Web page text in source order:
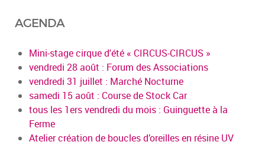
AGENDA
Mini-stage cirque d'été « CIRCUS-CIRCUS »
vendredi 28 août : Forum des Associations
vendredi 31 juillet : Marché Nocturne
samedi 15 août : Course de Stock Car
tous les 1ers vendredi du mois : Guinguette à la
Ferme
Atelier création de boucles d’oreilles en résine UV